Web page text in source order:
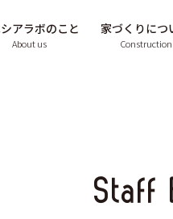
アラボのこと
About us
家づくりにつ
Construction
Staff